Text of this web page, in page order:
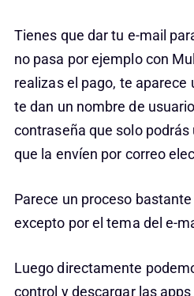
Tienes que dar tu e-mail
no pasa por ejemplo con
realizas el pago, te aparece
te dan un nombre de
contraseña que solo
que la envíen por correo
Parece un proceso
excepto por el tema del e-
Luego directamente
control y descargar las